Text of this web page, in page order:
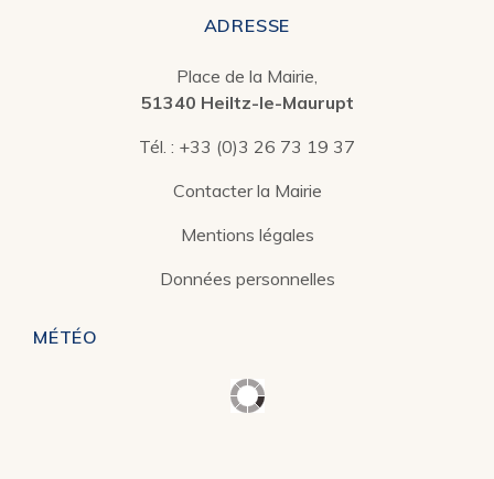
ADRESSE
Place de la Mairie,
51340 Heiltz-le-Maurupt
Tél. : +33 (0)3 26 73 19 37
Contacter la Mairie
Mentions légales
Données personnelles
MÉTÉO